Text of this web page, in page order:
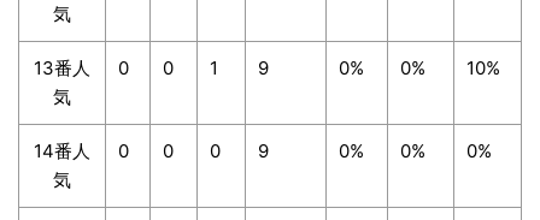
気
13番人
気
0 0 1 9 0% 0% 10%
14番人
気
0 0 0 9 0% 0% 0%